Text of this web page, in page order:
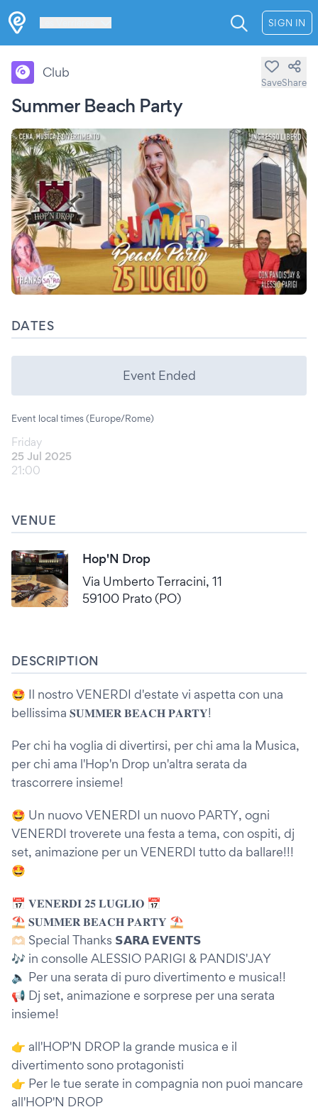
SIGN IN
Summer Beach Party
Club
SaveShare
DATES
Event Ended
Event local times (Europe/Rome)
Friday
25 Jul 2025
21:00
VENUE
Hop'N Drop
Via Umberto Terracini, 11
59100 Prato (PO)
DESCRIPTION
🤩 Il nostro VENERDI d'estate vi aspetta con una
bellissima 𝐒𝐔𝐌𝐌𝐄𝐑 𝐁𝐄𝐀𝐂𝐇 𝐏𝐀𝐑𝐓𝐘!
Per chi ha voglia di divertirsi, per chi ama la Musica,
per chi ama l'Hop'n Drop un'altra serata da
trascorrere insieme!
🤩 Un nuovo VENERDI un nuovo PARTY, ogni
VENERDI troverete una festa a tema, con ospiti, dj
set, animazione per un VENERDI tutto da ballare!!!
🤩
📅 𝐕𝐄𝐍𝐄𝐑𝐃𝐈 𝟐𝟓 𝐋𝐔𝐆𝐋𝐈𝐎 📅
⛱️ 𝐒𝐔𝐌𝐌𝐄𝐑 𝐁𝐄𝐀𝐂𝐇 𝐏𝐀𝐑𝐓𝐘 ⛱️
🫶🏻 Special Thanks 𝗦𝗔𝗥𝗔 𝗘𝗩𝗘𝗡𝗧𝗦
🎶 in consolle ALESSIO PARIGI & PANDIS'JAY
🔈 Per una serata di puro divertimento e musica!!
📢 Dj set, animazione e sorprese per una serata
insieme!
👉 all'HOP'N DROP la grande musica e il
divertimento sono protagonisti
👉 Per le tue serate in compagnia non puoi mancare
all'HOP'N DROP